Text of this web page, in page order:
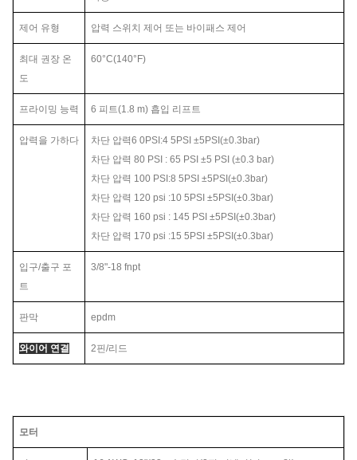
제어 유형 압력 스위치 제어 또는 바이패스 제어
최대 권장 온
도
60°C(140°F)
프라이밍 능력 6 피트(1. 8 m) 흡입 리프트
압력을 가하다 차단 압력6 0PSI:4 5PSI ±5PSI(±0.3bar)
차단 압력 80 PSI : 65 PSI ±5 PSI (±0.3 bar)
차단 압력 100 PSI:8 5PSI ±5PSI(±0.3bar)
차단 압력 120 psi :10 5PSI ±5PSI(±0.3bar)
차단 압력 160 psi : 145 PSI ±5PSI(±0.3bar)
차단 압력 170 psi :15 5PSI ±5PSI(±0.3bar)
입구/출구 포
트
3/8"-18 fnpt
판막 epdm
와이어 연결 2핀/리드
모터